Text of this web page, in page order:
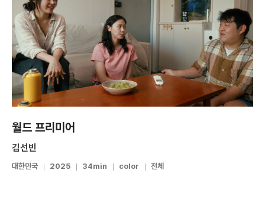
월드 프리미어
김선빈
대한민국 2025 34min color 전체